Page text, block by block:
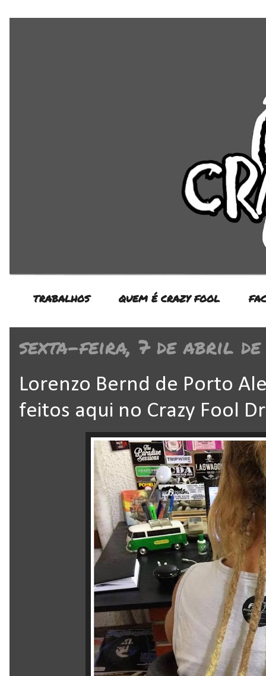
TRABALHOS QUEM É CRAZY FOOL
sexta-feira, 7 de abril de
Lorenzo Bernd de Porto
feitos aqui no Crazy Fool